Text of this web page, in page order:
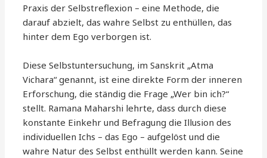
Praxis der Selbstreflexion – eine Methode, die
darauf abzielt, das wahre Selbst zu enthüllen, das
hinter dem Ego verborgen ist.
Diese Selbstuntersuchung, im Sanskrit „Atma
Vichara“ genannt, ist eine direkte Form der inneren
Erforschung, die ständig die Frage „Wer bin ich?“
stellt. Ramana Maharshi lehrte, dass durch diese
konstante Einkehr und Befragung die Illusion des
individuellen Ichs – das Ego – aufgelöst und die
wahre Natur des Selbst enthüllt werden kann. Seine